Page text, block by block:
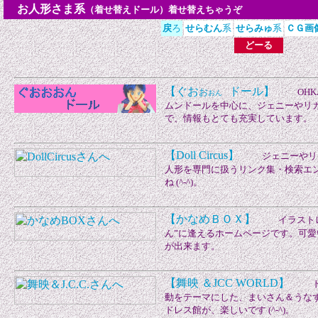
お人形さま系（着せ替えドール）着せ替えちゃうぞ
戻ろ せらむん系 せらみゅ系 ＣＧ画
どーる
【ぐおおおんドール】
ムンドールを中心に、ジェニーや
で、情報もとても充実しています。
【Doll Circus】
ジェニーやリ
人形を専門に扱うリンク集・検索
ね (^-^)。
【かなめＢＯＸ】
イラストレ
ん”に逢えるホームページです。可
が出来ます。
【舞映 ＆JCC WORLD】
ド
動をテーマにした、まいさん＆うな
ドレス館が、楽しいです (^-^)。